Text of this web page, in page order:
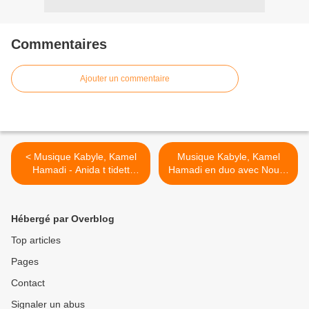
Commentaires
Ajouter un commentaire
< Musique Kabyle, Kamel
Hamadi - Anida t tidett
(1965)
Musique Kabyle, Kamel
Hamadi en duo avec Noura
- El fraq yidem yessâb >
Hébergé par Overblog
Top articles
Pages
Contact
Signaler un abus